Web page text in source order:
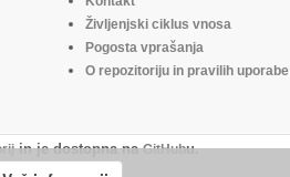
Življenjski ciklus vnosa
Pogosta vprašanja
O repozitoriju in pravilih uporabe
in je dostopna naGitHubu.